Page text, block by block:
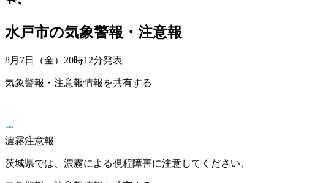
水戸市の気象警報・注意報
8月7日（金）20時12分発表
気象警報・注意報情報を共有する
濃霧注意報
茨城県では、濃霧による視程障害に注意してください。